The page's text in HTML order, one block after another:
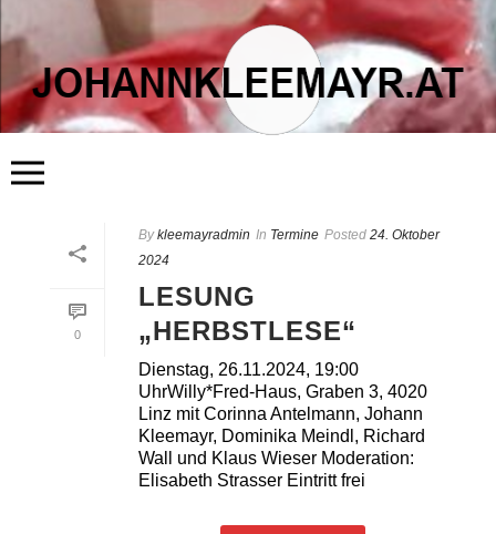
ÜBER MICH
FLÖSSERHAUS
TERMINE
BLOG
KONTAKT
0
By kleemayradmin In Termine Posted 24. Oktober
2024
LESUNG
„HERBSTLESE“
Dienstag, 26.11.2024, 19:00
UhrWilly*Fred-Haus, Graben 3, 4020
Linz mit Corinna Antelmann, Johann
Kleemayr, Dominika Meindl, Richard
Wall und Klaus Wieser Moderation:
Elisabeth Strasser Eintritt frei